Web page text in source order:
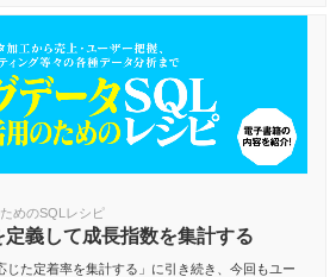
めのSQLレシピ
義して成長指数を集計する
じた定着率を集計する」に引き続き、今回もユー